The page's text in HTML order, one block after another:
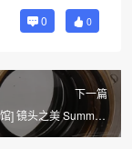
0 0
下一篇
] 镜头之美 Summar-
（No.186720）